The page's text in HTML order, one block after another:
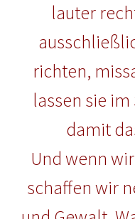
lauter
richten,
lassen sie
damit
Und wenn
schaffen wir